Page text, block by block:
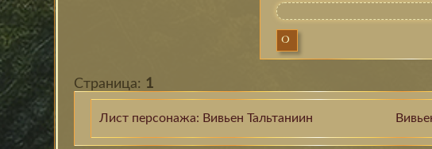
0
Страница: 1
Лист персонажа: Вивьен Тальтаниин